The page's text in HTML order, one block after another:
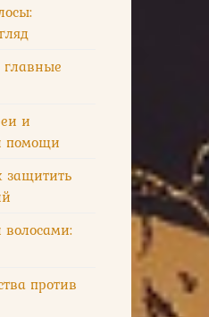
главные
и
помощи
защитить
против